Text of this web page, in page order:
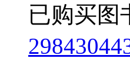
已购买图